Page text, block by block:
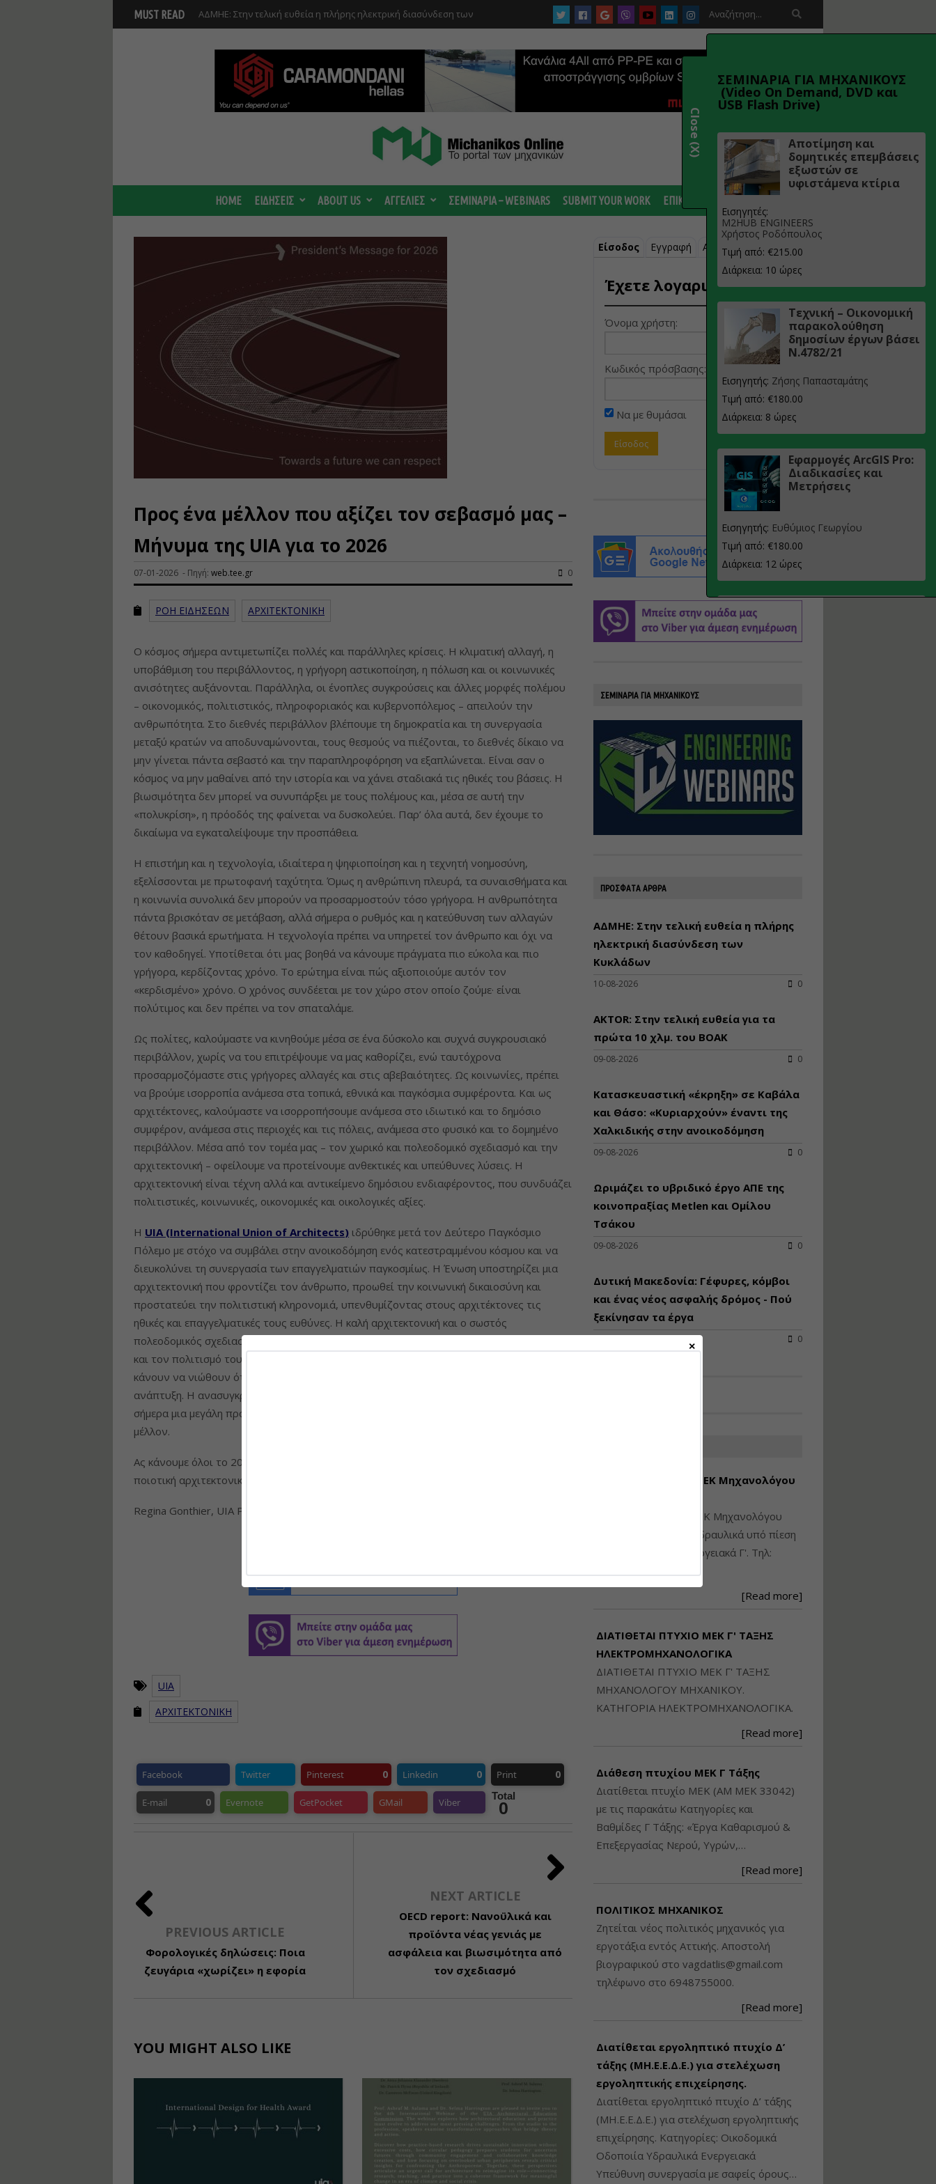
MUST READ ΑΔΜΗΕ: Στην τελική ευθεία η πλήρης ηλεκτρική διασύνδεση των
AKTOR: Στην τελική ευθεία για τα πρώτα 10 χλμ. του ΒΟΑΚ

HOME ΕΙΔΗΣΕΙΣ ABOUT US ΑΓΓΕΛΙΕΣ ΣΕΜΙΝΑΡΙΑ – WEBINARS SUBMIT YOUR WORK ΕΠΙΚΟΙΝΩΝΙΑ
Προς ένα μέλλον που αξίζει τον σεβασμό μας –
Μήνυμα της UIA για το 2026
07-01-2026 - Πηγή: web.tee.gr 0
ΡΟΗ ΕΙΔΗΣΕΩΝ ΑΡΧΙΤΕΚΤΟΝΙΚΗ
Ο κόσμος σήμερα αντιμετωπίζει πολλές και παράλληλες κρίσεις. Η κλιματική αλλαγή, η
υποβάθμιση του περιβάλλοντος, η γρήγορη αστικοποίηση, η πόλωση και οι κοινωνικές
ανισότητες αυξάνονται. Παράλληλα, οι ένοπλες συγκρούσεις και άλλες μορφές πολέμου
– οικονομικός, πολιτιστικός, πληροφοριακός και κυβερνοπόλεμος – απειλούν την
ανθρωπότητα. Στο διεθνές περιβάλλον βλέπουμε τη δημοκρατία και τη συνεργασία
μεταξύ κρατών να αποδυναμώνονται, τους θεσμούς να πιέζονται, το διεθνές δίκαιο να
μην γίνεται πάντα σεβαστό και την παραπληροφόρηση να εξαπλώνεται. Είναι σαν ο
κόσμος να μην μαθαίνει από την ιστορία και να χάνει σταδιακά τις ηθικές του βάσεις. Η
βιωσιμότητα δεν μπορεί να συνυπάρξει με τους πολέμους και, μέσα σε αυτή την
«πολυκρίση», η πρόοδός της φαίνεται να δυσκολεύει. Παρ’ όλα αυτά, δεν έχουμε το
δικαίωμα να εγκαταλείψουμε την προσπάθεια.
Η επιστήμη και η τεχνολογία, ιδιαίτερα η ψηφιοποίηση και η τεχνητή νοημοσύνη,
εξελίσσονται με πρωτοφανή ταχύτητα. Όμως η ανθρώπινη πλευρά, τα συναισθήματα και
η κοινωνία συνολικά δεν μπορούν να προσαρμοστούν τόσο γρήγορα. Η ανθρωπότητα
πάντα βρισκόταν σε μετάβαση, αλλά σήμερα ο ρυθμός και η κατεύθυνση των αλλαγών
θέτουν βασικά ερωτήματα. Η τεχνολογία πρέπει να υπηρετεί τον άνθρωπο και όχι να
τον καθοδηγεί. Υποτίθεται ότι μας βοηθά να κάνουμε πράγματα πιο εύκολα και πιο
γρήγορα, κερδίζοντας χρόνο. Το ερώτημα είναι πώς αξιοποιούμε αυτόν τον
«κερδισμένο» χρόνο. Ο χρόνος συνδέεται με τον χώρο στον οποίο ζούμε· είναι
πολύτιμος και δεν πρέπει να τον σπαταλάμε.
Ως πολίτες, καλούμαστε να κινηθούμε μέσα σε ένα δύσκολο και συχνά συγκρουσιακό
περιβάλλον, χωρίς να του επιτρέψουμε να μας καθορίζει, ενώ ταυτόχρονα
προσαρμοζόμαστε στις γρήγορες αλλαγές και στις αβεβαιότητες. Ως κοινωνίες, πρέπει
να βρούμε ισορροπία ανάμεσα στα τοπικά, εθνικά και παγκόσμια συμφέροντα. Και ως
αρχιτέκτονες, καλούμαστε να ισορροπήσουμε ανάμεσα στο ιδιωτικό και το δημόσιο
συμφέρον, ανάμεσα στις περιοχές και τις πόλεις, ανάμεσα στο φυσικό και το δομημένο
περιβάλλον. Μέσα από τον τομέα μας – τον χωρικό και πολεοδομικό σχεδιασμό και την
αρχιτεκτονική – οφείλουμε να προτείνουμε ανθεκτικές και υπεύθυνες λύσεις. Η
αρχιτεκτονική είναι τέχνη αλλά και αντικείμενο δημόσιου ενδιαφέροντος, που συνδυάζει
πολιτιστικές, κοινωνικές, οικονομικές και οικολογικές αξίες.
Η UIA (International Union of Architects) ιδρύθηκε μετά τον Δεύτερο Παγκόσμιο
Πόλεμο με στόχο να συμβάλει στην ανοικοδόμηση ενός κατεστραμμένου κόσμου και να
διευκολύνει τη συνεργασία των επαγγελματιών παγκοσμίως. Η Ένωση υποστηρίζει μια
αρχιτεκτονική που φροντίζει τον άνθρωπο, προωθεί την κοινωνική δικαιοσύνη και
προστατεύει την πολιτιστική κληρονομιά, υπενθυμίζοντας στους αρχιτέκτονες τις
ηθικές και επαγγελματικές τους ευθύνες. Η καλή αρχιτεκτονική και ο σωστός
πολεοδομικός σχεδιασμός βελτιώνουν έναν τόπο, αναδεικνύουν τη μνήμη, την ιστορία
και τον πολιτισμό του, ενισχύουν την ταυτότητά του, σέβονται τους κατοίκους και τους
κάνουν να νιώθουν ότι ανήκουν εκεί. Παράλληλα, αποτελούν βάση για μακροπρόθεσμη
ανάπτυξη. Η ανασυγκρότηση μετά από φυσικές ή ανθρωπογενείς καταστροφές είναι
σήμερα μια μεγάλη πρόκληση αλλά και μια ευκαιρία να σχεδιάσουμε ένα πιο ισχυρό
μέλλον.
Ας κάνουμε όλοι το 2026 μια χρονιά-ορόσημο για έναν πιο ειρηνικό και ηθικό κόσμο, με
ποιοτική αρχιτεκτονική και υπεύθυνη ανασυγκρότηση.
Regina Gonthier, UIA President
UIA
ΑΡΧΙΤΕΚΤΟΝΙΚΗ
Facebook Twitter Pinterest 0 Linkedin 0 Print 0
E-mail 0 Evernote GetPocket GMail Viber
Total
0
PREVIOUS ARTICLE
Φορολογικές δηλώσεις: Ποια
ζευγάρια «χωρίζει» η εφορία
NEXT ARTICLE
OECD report: Νανοϋλικά και
προϊόντα νέας γενιάς με
ασφάλεια και βιωσιμότητα από
τον σχεδιασμό
YOU MIGHT ALSO LIKE
Είσοδος Εγγραφή Ανάκτηση κωδικού
Έχετε λογαριασμό;
Όνομα χρήστη:
Κωδικός πρόσβασης:
Να με θυμάσαι
ΣΕΜΙΝΑΡΙΑ ΓΙΑ ΜΗΧΑΝΙΚΟΥΣ
ΠΡΟΣΦΑΤΑ ΑΡΘΡΑ
ΑΔΜΗΕ: Στην τελική ευθεία η πλήρης
ηλεκτρική διασύνδεση των
Κυκλάδων
10-08-2026 0
AKTOR: Στην τελική ευθεία για τα
πρώτα 10 χλμ. του ΒΟΑΚ
09-08-2026 0
Κατασκευαστική «έκρηξη» σε Καβάλα
και Θάσο: «Κυριαρχούν» έναντι της
Χαλκιδικής στην ανοικοδόμηση
09-08-2026 0
Ωριμάζει το υβριδικό έργο ΑΠΕ της
κοινοπραξίας Metlen και Ομίλου
Τσάκου
09-08-2026 0
Δυτική Μακεδονία: Γέφυρες, κόμβοι
και ένας νέος ασφαλής δρόμος - Πού
ξεκίνησαν τα έργα
09-08-2026 0
Διάθεση Πτυχίου ΜΕΚ Μηχανολόγου
Διατίθεται πτυχίο ΜΕΚ Μηχανολόγου
Μηχανικού: Η/Μ Γ', Υδραυλικά υπό πίεση
Β', Βιομηχανικά - Ενεργειακά Γ'. Τηλ:
[Read more]
ΔΙΑΤΙΘΕΤΑΙ ΠΤΥΧΙΟ ΜΕΚ Γ' ΤΑΞΗΣ
ΗΛΕΚΤΡΟΜΗΧΑΝΟΛΟΓΙΚΑ
ΔΙΑΤΙΘΕΤΑΙ ΠΤΥΧΙΟ ΜΕΚ Γ' ΤΑΞΗΣ
ΜΗΧΑΝΟΛΟΓΟΥ ΜΗΧΑΝΙΚΟΥ.
ΚΑΤΗΓΟΡΙΑ ΗΛΕΚΤΡΟΜΗΧΑΝΟΛΟΓΙΚΑ.
[Read more]
Διάθεση πτυχίου ΜΕΚ Γ Τάξης
Διατίθεται πτυχίο ΜΕΚ (ΑΜ ΜΕΚ 33042)
με τις παρακάτω Κατηγορίες και
Βαθμίδες Γ Τάξης: «Έργα Καθαρισμού &
Επεξεργασίας Νερού, Υγρών,…
[Read more]
ΠΟΛΙΤΙΚΟΣ ΜΗΧΑΝΙΚΟΣ
Ζητείται νέος πολιτικός μηχανικός για
εργοτάξια εντός Αττικής. Αποστολή
βιογραφικού στο vagdatlis@gmail.com
τηλέφωνο στο 6948755000.
[Read more]
Διατίθεται εργοληπτικό πτυχίο Δ’
τάξης (ΜΗ.Ε.Ε.Δ.Ε.) για στελέχωση
εργοληπτικής επιχείρησης.
Διατίθεται εργοληπτικό πτυχίο Δ’ τάξης
(ΜΗ.Ε.Ε.Δ.Ε.) για στελέχωση εργοληπτικής
επιχείρησης. Κατηγορίες: Οικοδομικά
Οδοποιία Υδραυλικά Ενεργειακά
Υπεύθυνη συνεργασία με σαφείς όρους…
ΣΕΜΙΝΑΡΙΑ ΓΙΑ ΜΗΧΑΝΙΚΟΥΣ
(Video On Demand, DVD και
USB Flash Drive)
Αποτίμηση και
δομητικές επεμβάσεις
εξωστών σε
υφιστάμενα κτίρια
Εισηγητές:
M2HUB ENGINEERS
Χρήστος Ροδόπουλος
Τιμή από: €215.00
Διάρκεια: 10 ώρες
Τεχνική – Οικονομική
παρακολούθηση
δημοσίων έργων βάσει
Ν.4782/21
Εισηγητής: Ζήσης Παπασταμάτης
Τιμή από: €180.00
Διάρκεια: 8 ώρες
Εφαρμογές ArcGIS Pro:
Διαδικασίες και
Μετρήσεις
Εισηγητής: Ευθύμιος Γεωργίου
Τιμή από: €180.00
Διάρκεια: 12 ώρες
υλοποίηση
φωτοβολταϊκών
Τιμή από: €230.00
Διάρκεια: 16 ώρες
Αρχιτεκτονικός
Σχεδιασμός με το
Rhinoceros
Σχεδιασμός και
Τιμή από: €230.00
Διάρκεια: 14 ώρες
αδειοδότησης και
Νικόλαος Σαρούκος
Τιμή από: €145.00
στα Ιδιωτικά και
Δημόσια Έργα
Εισηγήτρια:Αναστασία Μητρακάκη
Διάρκεια: 9 ώρες
Διηρημένης
Πολεοδομικού
Σχεδίου Δόμησης
Εισηγήτρια:
Τιμή από: €145.00
Διάρκεια: 8 ώρες
Εισηγητής: Στέφανος Τουλόγλου
Τιμή από: €190.00
Διάρκεια: 12 ώρες
Εισηγητής:Λάμπρος Κίσσας
Τιμή από: €130.00
Διάρκεια: 6 ώρες
Close (X)